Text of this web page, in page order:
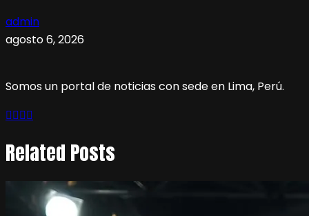
admin
agosto 6, 2026
Somos un portal de noticias con sede en Lima, Perú.
Related Posts